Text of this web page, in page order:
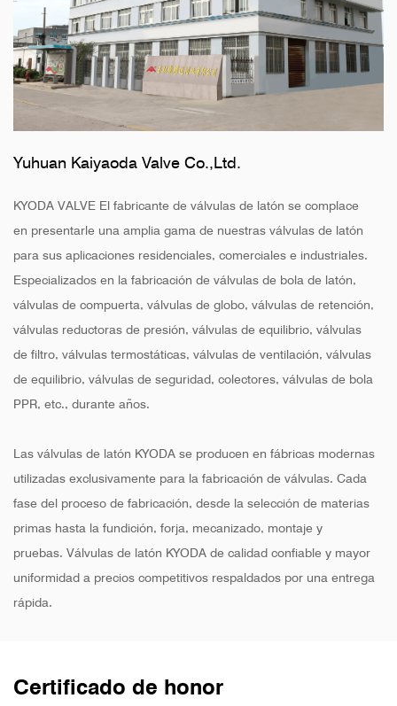
Yuhuan Kaiyaoda Valve Co.,Ltd.
KYODA VALVE El fabricante de válvulas de latón se complace
en presentarle una amplia gama de nuestras válvulas de latón
para sus aplicaciones residenciales, comerciales e industriales.
Especializados en la fabricación de válvulas de bola de latón,
válvulas de compuerta, válvulas de globo, válvulas de retención,
válvulas reductoras de presión, válvulas de equilibrio, válvulas
de filtro, válvulas termostáticas, válvulas de ventilación, válvulas
de equilibrio, válvulas de seguridad, colectores, válvulas de bola
PPR, etc., durante años.
Las válvulas de latón KYODA se producen en fábricas modernas
utilizadas exclusivamente para la fabricación de válvulas. Cada
fase del proceso de fabricación, desde la selección de materias
primas hasta la fundición, forja, mecanizado, montaje y
pruebas. Válvulas de latón KYODA de calidad confiable y mayor
uniformidad a precios competitivos respaldados por una entrega
rápida.
Certificado de honor